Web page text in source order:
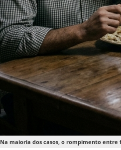
Na maioria dos casos, o rompimento